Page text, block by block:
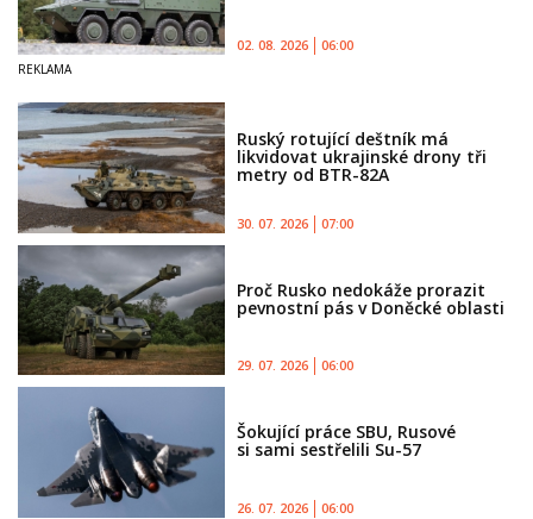
02. 08. 2026 06:00
Ruský rotující deštník má
likvidovat ukrajinské drony tři
metry od BTR-82A
30. 07. 2026 07:00
Proč Rusko nedokáže prorazit
pevnostní pás v Doněcké oblasti
29. 07. 2026 06:00
Šokující práce SBU, Rusové
si sami sestřelili Su-57
26. 07. 2026 06:00